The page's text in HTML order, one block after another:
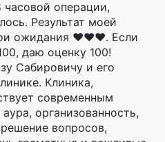
операции,
Результат моей
ожидания ❤️❤️❤️. Если
даю оценку 100!
Сабировичу и его
Клиника,
современным
организованность,
вопросов,